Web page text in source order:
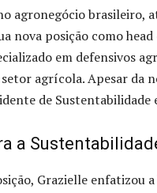
agronegócio brasileiro,
nova posição como
em defensivos
agrícola. Apesar da
de
a
Grazielle